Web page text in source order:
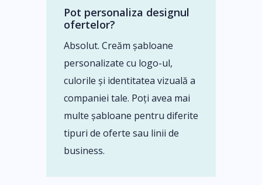
Pot personaliza designul
ofertelor?
Absolut. Creăm șabloane
personalizate cu logo-ul,
culorile și identitatea vizuală a
companiei tale. Poți avea mai
multe șabloane pentru diferite
tipuri de oferte sau linii de
business.